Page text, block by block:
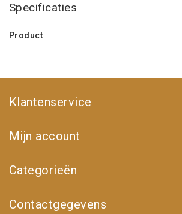
Specificaties
Product
Klantenservice
Mijn account
Categorieën
Contactgegevens